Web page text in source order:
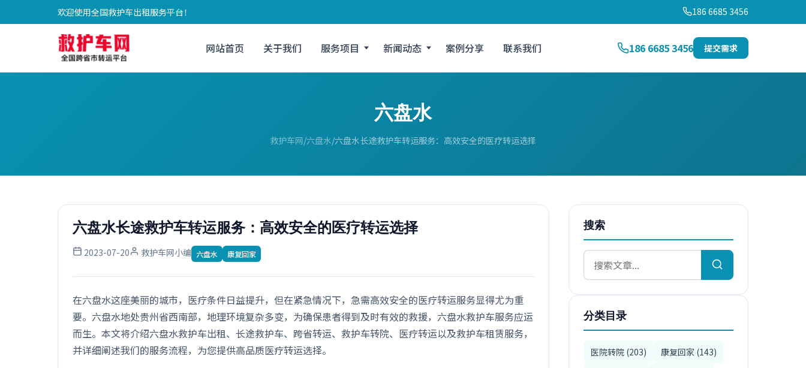
欢迎使用全国救护车出租服务平台！ 186 6685 3456
网站首页 关于我们 服务项目 新闻动态 案例分享 联系我们 186 6685 3456 提交需求
六盘水
救护车网 六盘水 六盘水长途救护车转运服务：高效安全的医疗转运选择
六盘水长途救护车转运服务：高效安全的医疗转运选择
2023-07-20 救护车网小编 六盘水 康复回家
在六盘水这座美丽的城市，医疗条件日益提升，但在紧急情况下，急需高效安全的医疗转运服务显得尤为重
要。六盘水地处贵州省西南部，地理环境复杂多变，为确保患者得到及时有效的救援，六盘水救护车服务应运
而生。本文将介绍六盘水救护车出租、长途救护车、跨省转运、救护车转院、医疗转运以及救护车租赁服务，
并详细阐述我们的服务流程，为您提供高品质医疗转运选择。
搜索
分类目录
医院转院 (203)
康复回家 (143)